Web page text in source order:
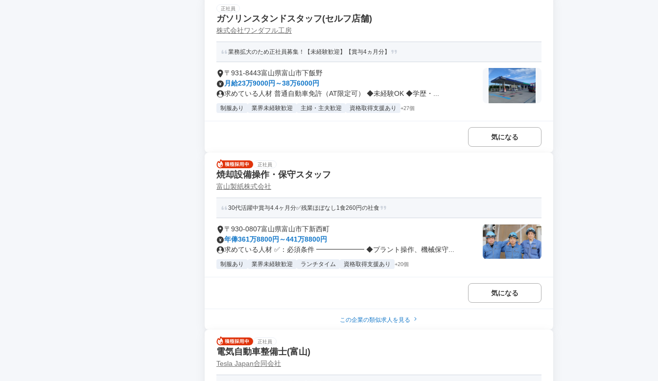
正社員
ガソリンスタンドスタッフ(セルフ店舗)
株式会社ワンダフル工房
業務拡大のため正社員募集！【未経験歓迎】【賞与4ヵ月分】
〒931-8443富山県富山市下飯野
月給23万9000円～38万6000円
求めている人材 普通自動車免許（AT限定可） ◆未経験OK ◆学歴・...
制服あり 業界未経験歓迎 主婦・主夫歓迎 資格取得支援あり +27個
気になる
正社員
焼却設備操作・保守スタッフ
富山製紙株式会社
30代活躍中賞与4.4ヶ月分✅残業ほぼなし1食260円の社食
〒930-0807富山県富山市下新西町
年俸361万8800円～441万8800円
求めている人材 ✅：必須条件 ━━━━━━━ ◆プラント操作、機械保守...
制服あり 業界未経験歓迎 ランチタイム 資格取得支援あり +20個
気になる
この企業の類似求人を見る
正社員
電気自動車整備士(富山)
Tesla Japan合同会社